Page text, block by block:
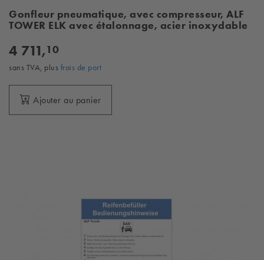
Gonfleur pneumatique, avec compresseur, ALF
TOWER ELK avec étalonnage, acier inoxydable
4 711,10
sans TVA, plus frais de port
Ajouter au panier